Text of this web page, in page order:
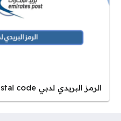
الرمز البريدي لدبي Dubai Postal code